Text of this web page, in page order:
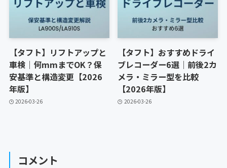
【タフト】リフトアップと
車検｜何mmまでOK？保
安基準と構造変更【2026
年版】
2026-03-26
【タフト】おすすめドライ
ブレコーダー6選｜前後2カ
メラ・ミラー型を比較
【2026年版】
2026-03-26
コメント